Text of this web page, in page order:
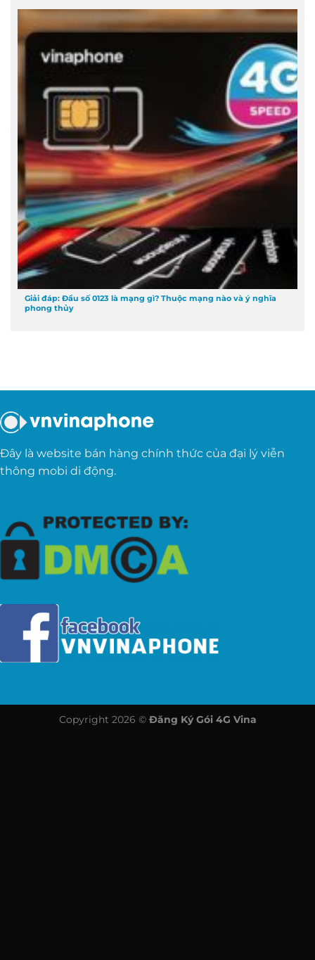
Giải đáp: Đầu số 0123 là mạng gì? Thuộc mạng nào và ý nghĩa
phong thủy
Đây là website bán hàng chính thức của đại lý viễn
thông mobi di động.
Copyright 2026 © Đăng Ký Gói 4G Vina